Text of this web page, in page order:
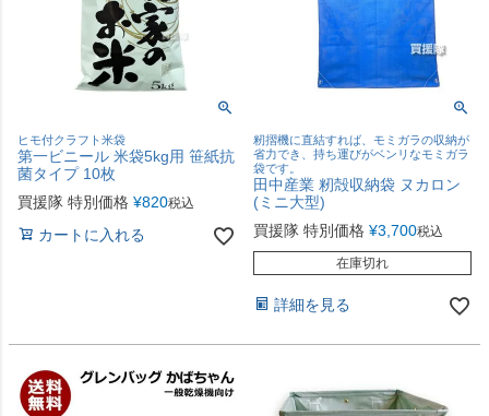
ヒモ付クラフト米袋
第一ビニール 米袋5kg用 笹紙抗
菌タイプ 10枚
買援隊 特別価格 ¥820税込
カートに入れる
籾摺機に直結すれば、モミガラの収納が
省力でき、持ち運びがベンリなモミガラ
袋です。
田中産業 籾殻収納袋 ヌカロン
(ミニ大型)
買援隊 特別価格 ¥3,700税込
在庫切れ
詳細を見る